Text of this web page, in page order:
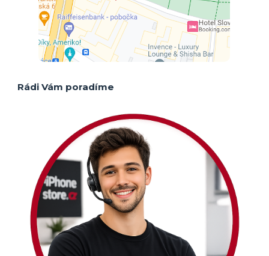
Rádi Vám poradíme